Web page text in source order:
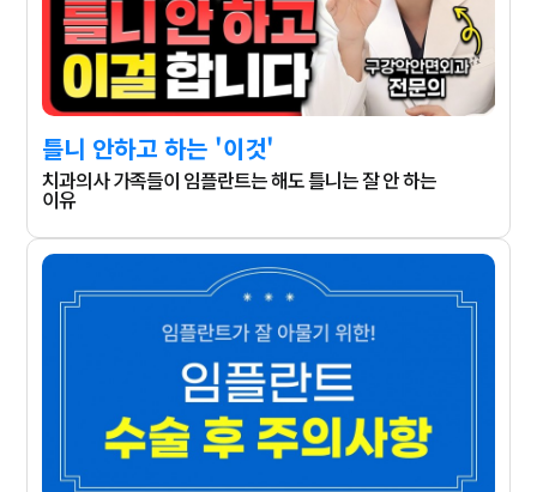
틀니 안하고 하는 '이것'
치과의사 가족들이 임플란트는 해도 틀니는 잘 안 하는
이유